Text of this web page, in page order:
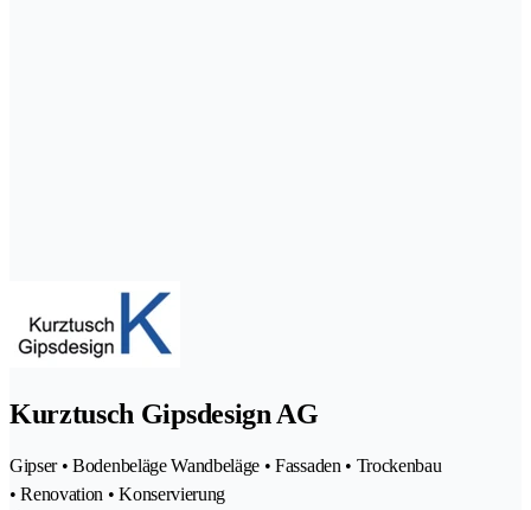
Kurztusch Gipsdesign AG
Gipser • Bodenbeläge Wandbeläge • Fassaden • Trockenbau
• Renovation • Konservierung